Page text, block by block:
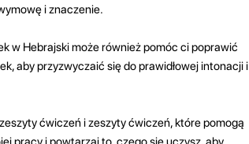
i znaczenie.
w Hebrajski może również pomóc ci poprawić
aby przyzwyczaić się do prawidłowej intonacji i
ćwiczeń i zeszyty ćwiczeń, które pomogą